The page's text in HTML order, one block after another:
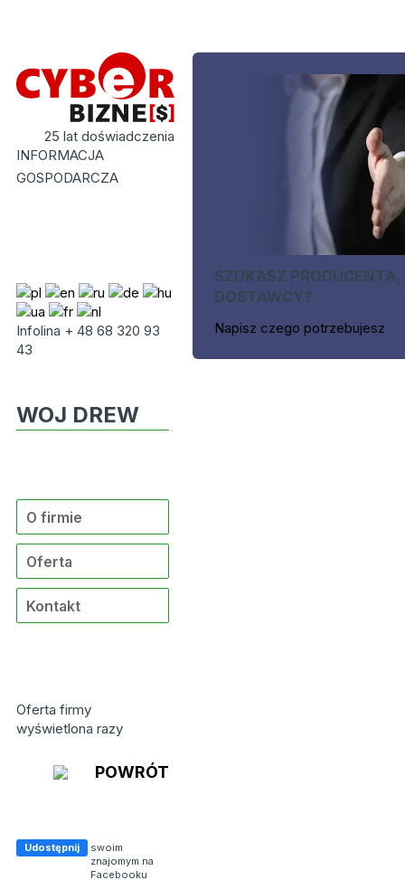
25 lat doświadczenia
INFORMACJA
GOSPODARCZA
Infolina + 48 68 320 93
43
SZUKASZ PRODUCENTA,
DOSTAWCY?
Napisz czego potrzebujesz
WOJ DREW
O firmie
Oferta
Kontakt
Oferta firmy
wyświetlona razy
POWRÓT
Udostępnij
swoim
znajomym na
Facebooku